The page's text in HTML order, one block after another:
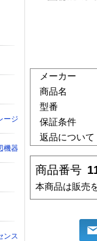
メーカー
商品名
型番
保証条件
返品について
商品番号
本商品は販売
ージ
機器
ンス